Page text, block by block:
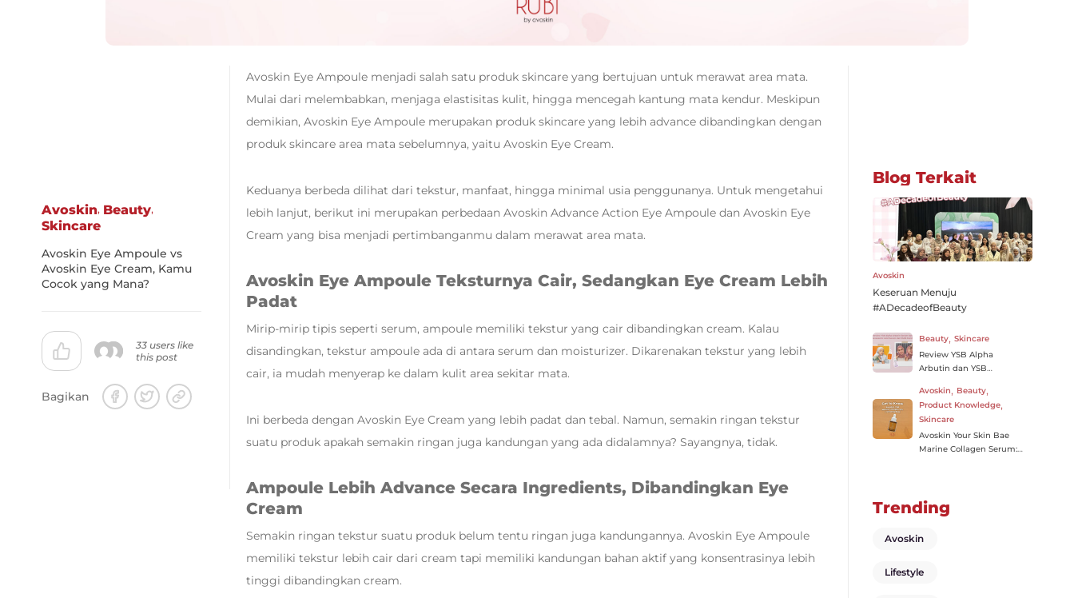
Avoskin, Beauty,
Skincare
Avoskin Eye Ampoule vs
Avoskin Eye Cream, Kamu
Cocok yang Mana?
33 users like
this post
Bagikan
Avoskin Eye Ampoule menjadi salah satu produk skincare yang bertujuan untuk merawat area mata.
Mulai dari melembabkan, menjaga elastisitas kulit, hingga mencegah kantung mata kendur. Meskipun
demikian, Avoskin Eye Ampoule merupakan produk skincare yang lebih advance dibandingkan dengan
produk skincare area mata sebelumnya, yaitu Avoskin Eye Cream.
Keduanya berbeda dilihat dari tekstur, manfaat, hingga minimal usia penggunanya. Untuk mengetahui
lebih lanjut, berikut ini merupakan perbedaan Avoskin Advance Action Eye Ampoule dan Avoskin Eye
Cream yang bisa menjadi pertimbanganmu dalam merawat area mata.
Avoskin Eye Ampoule Teksturnya Cair, Sedangkan Eye Cream Lebih
Padat
Mirip-mirip tipis seperti serum, ampoule memiliki tekstur yang cair dibandingkan cream. Kalau
disandingkan, tekstur ampoule ada di antara serum dan moisturizer. Dikarenakan tekstur yang lebih
cair, ia mudah menyerap ke dalam kulit area sekitar mata.
Ini berbeda dengan Avoskin Eye Cream yang lebih padat dan tebal. Namun, semakin ringan tekstur
suatu produk apakah semakin ringan juga kandungan yang ada didalamnya? Sayangnya, tidak.
Ampoule Lebih Advance Secara Ingredients, Dibandingkan Eye
Cream
Semakin ringan tekstur suatu produk belum tentu ringan juga kandungannya. Avoskin Eye Ampoule
memiliki tekstur lebih cair dari cream tapi memiliki kandungan bahan aktif yang konsentrasinya lebih
tinggi dibandingkan cream.
Blog Terkait
Avoskin
Keseruan Menuju
#ADecadeofBeauty
Beauty, Skincare
Review YSB Alpha
Arbutin dan YSB
Brightening Serum
Andalan dari Avoskin
Avoskin, Beauty,
Product Knowledge,
Skincare
Avoskin Your Skin Bae
Marine Collagen Serum:
Trending
Avoskin
Lifestyle